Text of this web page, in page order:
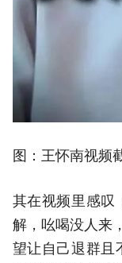
图：王怀南视频
其在视频里感叹
解，吆喝没人来
望让自己退群且